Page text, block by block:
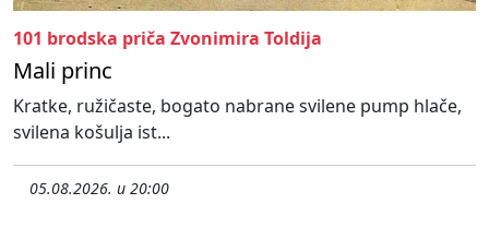
101 brodska priča Zvonimira Toldija
Mali princ
Kratke, ružičaste, bogato nabrane svilene pump hlače,
svilena košulja ist...
05.08.2026. u 20:00